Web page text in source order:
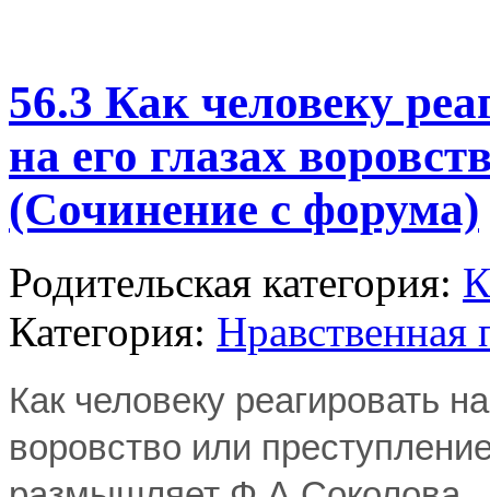
56.3 Как человеку
на его глазах
(Сочинение с форума)
Родительская категория:
Категория: Нравственная
Как человеку реагировать
воровство или